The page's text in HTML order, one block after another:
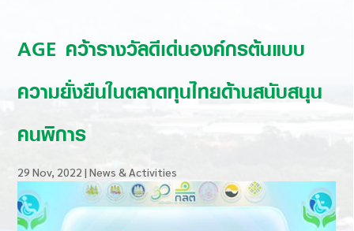
AGE คว้ารางวัลดีเด่นองค์กรต้นแบบ
ความยั่งยืนในตลาดทุนไทยด้านสนับสนุน
คนพิการ
29 Nov, 2022 |News & Activities